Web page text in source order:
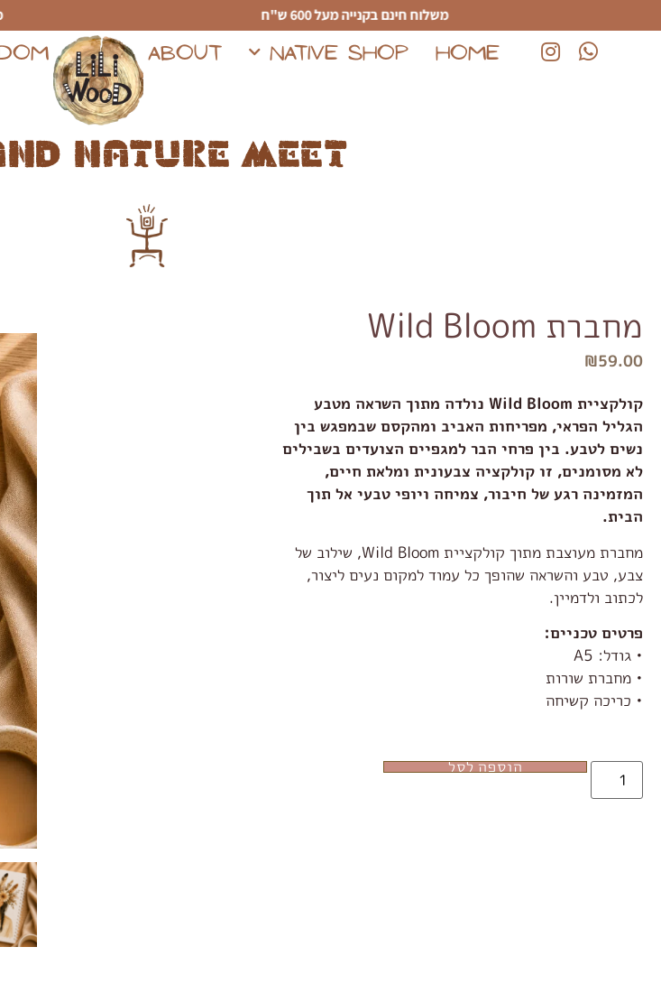
משלוח חינם בקנייה מעל 600 ש"ח
(נפתח בחלון חדש)
(נפתח בחלון חדש)
HOME
NATIVE SHOP
ABOUT
nature meet
מחברת Wild Bloom
₪59.00
קולקציית Wild Bloom נולדה מתוך השראה מטבע
הגליל הפראי, מפריחות האביב ומהקסם שבמפגש בין
נשים לטבע. בין פרחי הבר למגפיים הצועדים בשבילים
לא מסומנים, זו קולקציה צבעונית ומלאת חיים,
המזמינה רגע של חיבור, צמיחה ויופי טבעי אל תוך
הבית.
מחברת מעוצבת מתוך קולקציית Wild Bloom, שילוב של
צבע, טבע והשראה שהופך כל עמוד למקום נעים ליצור,
לכתוב ולדמיין.
פרטים טכניים:
• גודל: A5
• מחברת שורות
• כריכה קשיחה
הוספה לסל